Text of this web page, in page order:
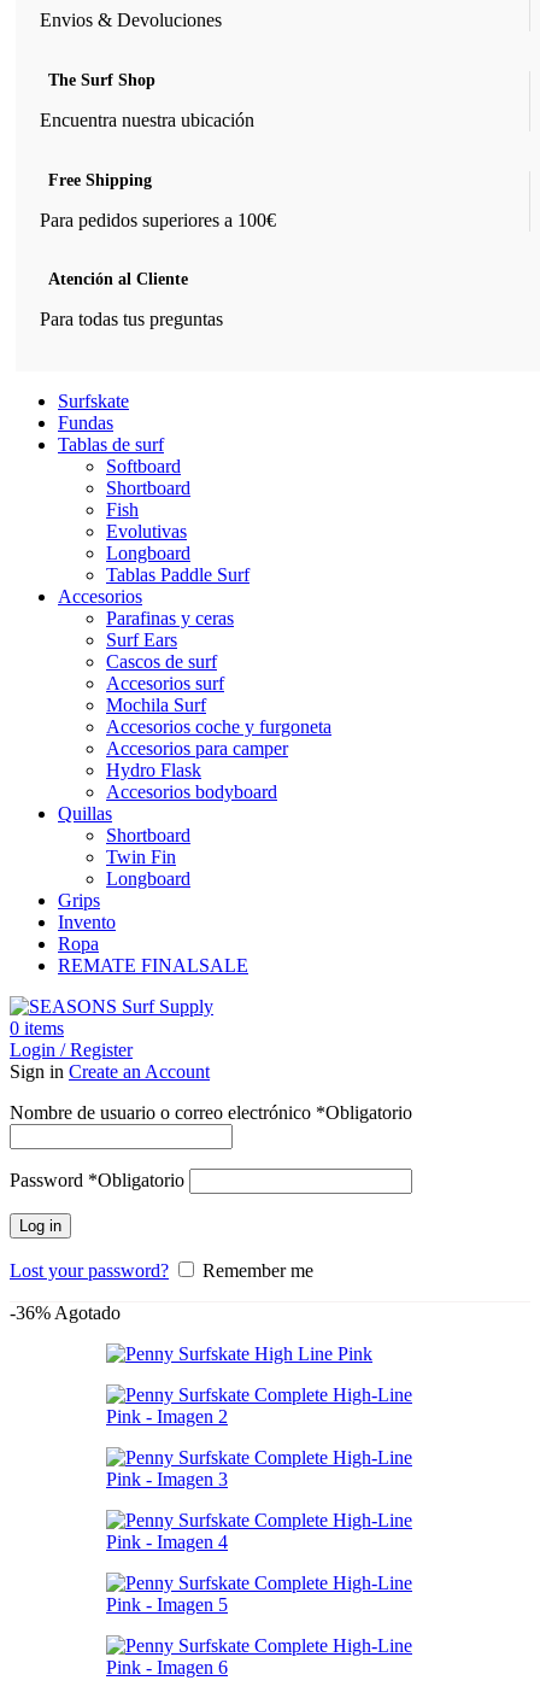
Envios & Devoluciones
The Surf Shop
Encuentra nuestra ubicación
Free Shipping
Para pedidos superiores a 100€
Atención al Cliente
Para todas tus preguntas
Surfskate
Fundas
Tablas de surf
Softboard
Shortboard
Fish
Evolutivas
Longboard
Tablas Paddle Surf
Accesorios
Parafinas y ceras
Surf Ears
Cascos de surf
Accesorios surf
Mochila Surf
Accesorios coche y furgoneta
Accesorios para camper
Hydro Flask
Accesorios bodyboard
Quillas
Shortboard
Twin Fin
Longboard
Grips
Invento
Ropa
REMATE FINALSALE
0 items
Login / Register
Sign in Create an Account
Nombre de usuario o correo electrónico *Obligatorio
Password *Obligatorio
Log in
Lost your password? Remember me
-36% Agotado